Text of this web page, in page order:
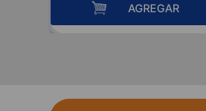
AGREGAR